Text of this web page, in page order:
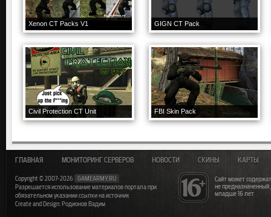
Xenon CT Packs V1 GIGN CT Pack
Civil Protection CT Unit FBI Skin Pack
Сайт может
не
младше 16 лет
ГЛАВНАЯ МОНИТОРИНГ СЕРВЕРОВ НОВОСТИ СКИНЫ КАРТЫ
Copyright © 2007-2026
GAMEARMY.RU
Разрешается использование материалов портала при
обязательном указании ссылки на источник
Create and Design: Родионов Вадим